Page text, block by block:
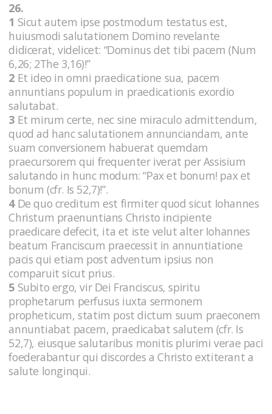
26.
1 Sicut autem ipse postmodum testatus est,
huiusmodi salutationem Domino revelante
didicerat, videlicet: “Dominus det tibi pacem (Num
6,26; 2The 3,16)!”
2 Et ideo in omni praedicatione sua, pacem
annuntians populum in praedicationis exordio
salutabat.
3 Et mirum certe, nec sine miraculo admittendum,
quod ad hanc salutationem annunciandam, ante
suam conversionem habuerat quemdam
praecursorem qui frequenter iverat per Assisium
salutando in hunc modum: “Pax et bonum! pax et
bonum (cfr. Is 52,7)!”.
4De quo creditum est firmiter quod sicut Iohannes
Christum praenuntians Christo incipiente
praedicare defecit, ita et iste velut alter Iohannes
beatum Franciscum praecessit in annuntiatione
pacis qui etiam post adventum ipsius non
comparuit sicut prius.
5 Subito ergo, vir Dei Franciscus, spiritu
prophetarum perfusus iuxta sermonem
propheticum, statim post dictum suum praeconem
annuntiabat pacem, praedicabat salutem (cfr. Is
52,7), eiusque salutaribus monitis plurimi verae paci
foederabantur qui discordes a Christo extiterant a
salute longinqui.